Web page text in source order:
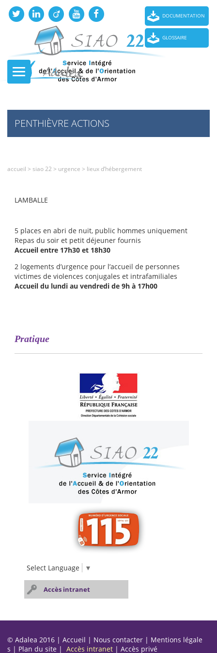
DOCUMENTATION
GLOSSAIRE
PENTHIÈVRE ACTIONS
accueil > siao 22 > urgence > lieux d’hébergement
LAMBALLE
5 places en abri de nuit, public hommes uniquement
Repas du soir et petit déjeuner fournis
Accueil entre 17h30 et 18h30
2 logements d’urgence pour l’accueil de personnes
victimes de violences conjugales et intrafamiliales
Accueil du lundi au vendredi de 9h à 17h00
Pratique
Select Language ▼
Accès intranet
© Adalea 2016 | Accueil | Nous contacter | Mentions légale
s | Plan du site | Accès intranet | Accès privé